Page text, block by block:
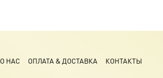
О НАС ОПЛАТА & ДОСТАВКА КОНТАКТЫ